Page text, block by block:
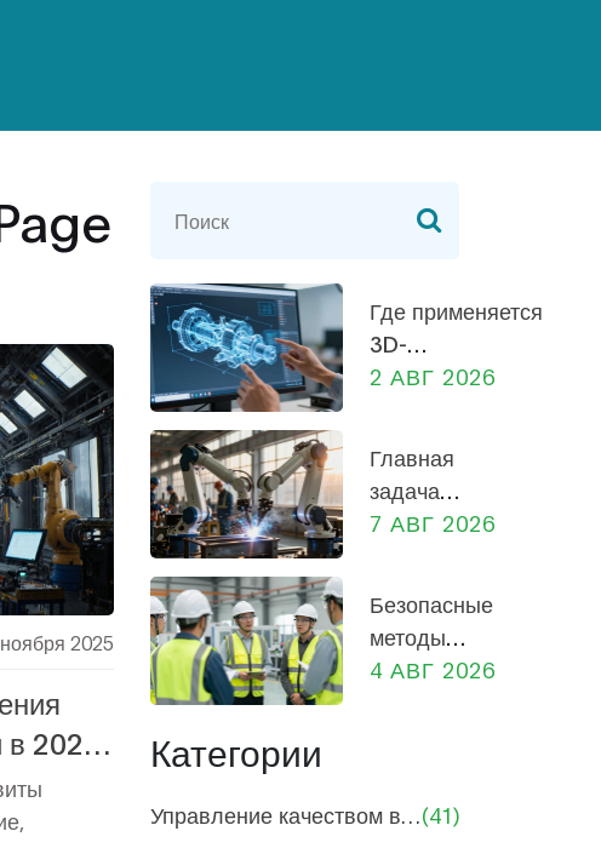
2025
в 2025
Где применяется
3D-
моделирование
от
проектирования
до производства
2 АВГ 2026
Главная
задача
предприятия:
роль и
экономика
России
7 АВГ 2026
Безопасные
методы
работы на
сотрудников и
4 АВГ 2026
Категории
Управление качеством в машиностроении(41)